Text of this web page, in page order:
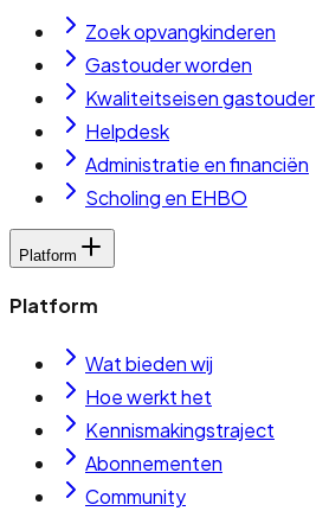
Zoek opvangkinderen
Gastouder worden
Kwaliteitseisen gastouder
Helpdesk
Administratie en financiën
Scholing en EHBO
Platform
Platform
Wat bieden wij
Hoe werkt het
Kennismakingstraject
Abonnementen
Community